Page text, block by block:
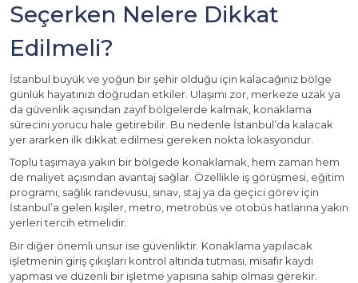
Seçerken Nelere Dikkat
Edilmeli?
İstanbul büyük ve yoğun bir şehir olduğu için kalacağınız bölge
günlük hayatınızı doğrudan etkiler. Ulaşımı zor, merkeze uzak ya
da güvenlik açısından zayıf bölgelerde kalmak, konaklama
sürecini yorucu hale getirebilir. Bu nedenle İstanbul’da kalacak
yer ararken ilk dikkat edilmesi gereken nokta lokasyondur.
Toplu taşımaya yakın bir bölgede konaklamak, hem zaman hem
de maliyet açısından avantaj sağlar. Özellikle iş görüşmesi, eğitim
programı, sağlık randevusu, sınav, staj ya da geçici görev için
İstanbul’a gelen kişiler, metro, metrobüs ve otobüs hatlarına yakın
yerleri tercih etmelidir.
Bir diğer önemli unsur ise güvenliktir. Konaklama yapılacak
işletmenin giriş çıkışları kontrol altında tutması, misafir kaydı
yapması ve düzenli bir işletme yapısına sahip olması gerekir.